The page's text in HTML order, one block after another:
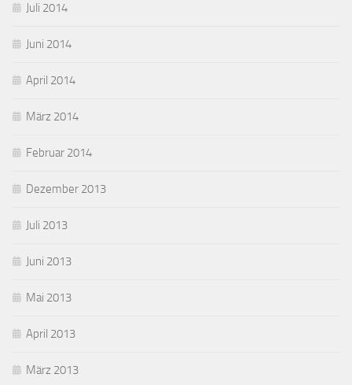
Juli 2014
Juni 2014
April 2014
März 2014
Februar 2014
Dezember 2013
Juli 2013
Juni 2013
Mai 2013
April 2013
März 2013